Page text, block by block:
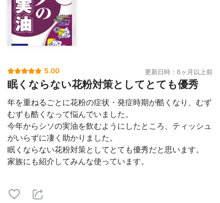
5.00 更新日時：6ヶ月以上前
眠くならない花粉対策としてとても優秀
年を重ねるごとに花粉の症状・発症時期が酷くなり、むず
むずも酷くなって悩んでいました。
今年からシソの実油を飲むようにしたところ、ティッシュ
がいらずに凄く助かりました。
眠くならない花粉対策としてとても優秀だと思います。
家族にも紹介してみんな使っています。